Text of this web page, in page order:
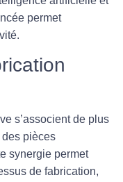
permet
s’associent de plus
des pièces
synergie permet
de fabrication,